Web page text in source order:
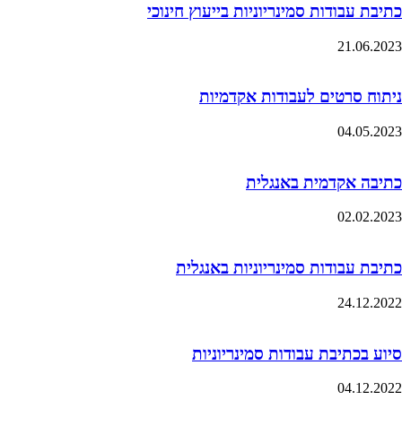
כתיבת עבודות סמינריוניות בייעוץ חינוכי
21.06.2023
ניתוח סרטים לעבודות אקדמיות
04.05.2023
כתיבה אקדמית באנגלית
02.02.2023
כתיבת עבודות סמינריוניות באנגלית
24.12.2022
סיוע בכתיבת עבודות סמינריוניות
04.12.2022